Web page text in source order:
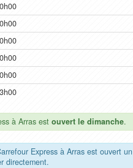
à Arras est ouvert le dimanche.
Express à Arras est ouvert un
directement.